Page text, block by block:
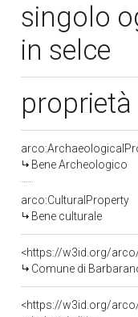
singolo
in selce
Bene Archeologico
arco:CulturalProperty
Bene culturale
<https://w3id.org/
Comune di
<https://w3id.org/